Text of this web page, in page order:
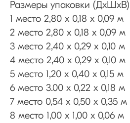
Размеры упаковки
1 место 2,80 х 0,18 х 0,09 м
2 место 2,80 х 0,18 х 0,09 м
3 место 2,40 х 0,29 х 0,10 м
4 место 2,40 х 0,29 х 0,10 м
5 место 1,20 х 0,40 х 0,15 м
6 место 3.00 х 0,22 х 0,18 м
7 место 0,54 х 0,50 х 0,35 м
8 место 1,00 х 1,00 х 0,06 м